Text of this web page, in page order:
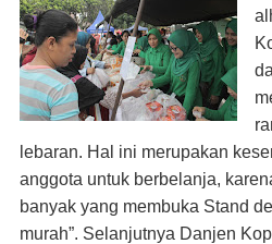
lebaran. Hal ini merupakan
anggota untuk berbelanja,
banyak yang membuka Stand
murah”. Selanjutnya Danjen